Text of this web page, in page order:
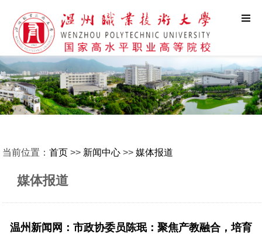
当前位置：首页 >> 新闻中心 >>媒体报道
媒体报道
温州新闻网：市政协委员陈珉：聚焦产教融合，培育